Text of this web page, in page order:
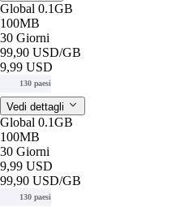
Global 0.1GB
100MB
30 Giorni
99,90 USD/GB
9,99 USD
130 paesi
Vedi dettagli
Global 0.1GB
100MB
30 Giorni
9,99 USD
99,90 USD/GB
130 paesi